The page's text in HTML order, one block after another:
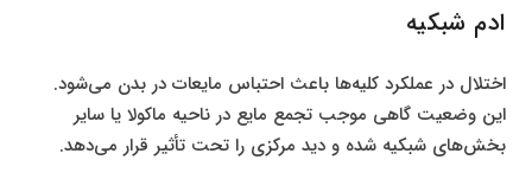
ادم شبکیه
اختلال در عملکرد کلیه‌ها باعث احتباس مایعات در بدن می‌شود.
این وضعیت گاهی موجب تجمع مایع در ناحیه ماکولا یا سایر
بخش‌های شبکیه شده و دید مرکزی را تحت تأثیر قرار می‌دهد.